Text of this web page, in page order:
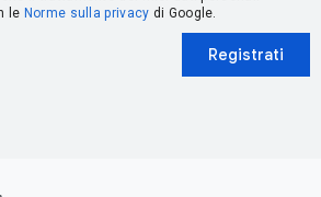
le Norme sulla privacy di Google.
Registrati